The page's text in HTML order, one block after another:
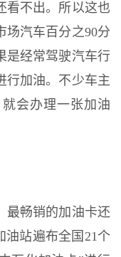
看不出。所以这也
场汽车百分之90分
是经常驾驶汽车行
行加油。不少车主
会办理一张加油
畅销的加油卡还
油站遍布全国21个